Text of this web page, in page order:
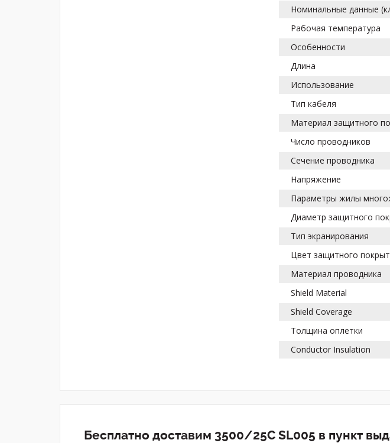
Номинальные данные
Рабочая температура
Особенности
Длина
Использование
Тип кабеля
Материал защитного
Число проводников
Сечение проводника
Напряжение
Параметры жилы
Диаметр защитного
Тип экранирования
Цвет защитного
Материал проводника
Shield Material
Shield Coverage
Толщина оплетки
Conductor Insulation
Бесплатно доставим 3500/25C SL005 в пункт